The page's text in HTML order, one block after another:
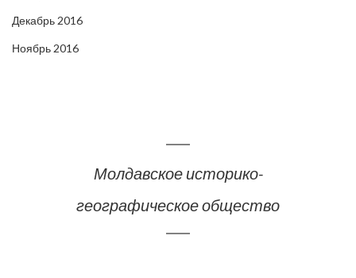
Декабрь 2016
Ноябрь 2016
Молдавское историко-
географическое общество